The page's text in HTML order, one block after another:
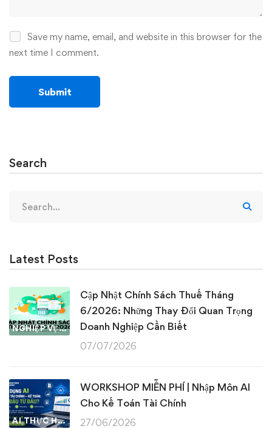
Save my name, email, and website in this browser for the
next time I comment.
Search
for:
Latest Posts
NGHIỆP VỤ KẾ TOÁN & THUẾ
Cập Nhật Chính Sách Thuế Tháng
6/2026: Những Thay Đổi Quan Trọng
Doanh Nghiệp Cần Biết
07/07/2026
AI THỰC HÀNH
WORKSHOP MIỄN PHÍ | Nhập Môn AI
Cho Kế Toán Tài Chính
27/06/2026